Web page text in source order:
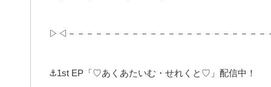
▷◁－－－－－－－－－－－－－－－－－－－－－
⚓1st EP「♡あくあたいむ・せれくと♡」配信中！